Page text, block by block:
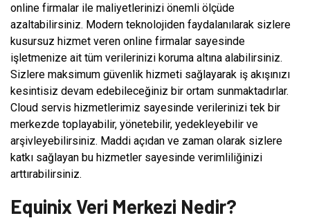
online firmalar ile maliyetlerinizi önemli ölçüde
azaltabilirsiniz. Modern teknolojiden faydalanılarak sizlere
kusursuz hizmet veren online firmalar sayesinde
işletmenize ait tüm verilerinizi koruma altına alabilirsiniz.
Sizlere maksimum güvenlik hizmeti sağlayarak iş akışınızı
kesintisiz devam edebileceğiniz bir ortam sunmaktadırlar.
Cloud servis hizmetlerimiz sayesinde verilerinizi tek bir
merkezde toplayabilir, yönetebilir, yedekleyebilir ve
arşivleyebilirsiniz. Maddi açıdan ve zaman olarak sizlere
katkı sağlayan bu hizmetler sayesinde verimliliğinizi
arttırabilirsiniz.
Equinix Veri Merkezi Nedir?